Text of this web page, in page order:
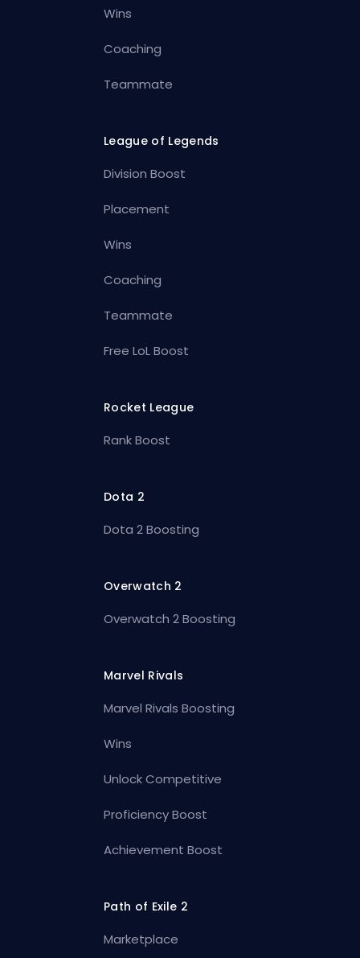
Wins
Coaching
Teammate
League of Legends
Division Boost
Placement
Wins
Coaching
Teammate
Free LoL Boost
Rocket League
Rank Boost
Dota 2
Dota 2 Boosting
Overwatch 2
Overwatch 2 Boosting
Marvel Rivals
Marvel Rivals Boosting
Wins
Unlock Competitive
Proficiency Boost
Achievement Boost
Path of Exile 2
Marketplace